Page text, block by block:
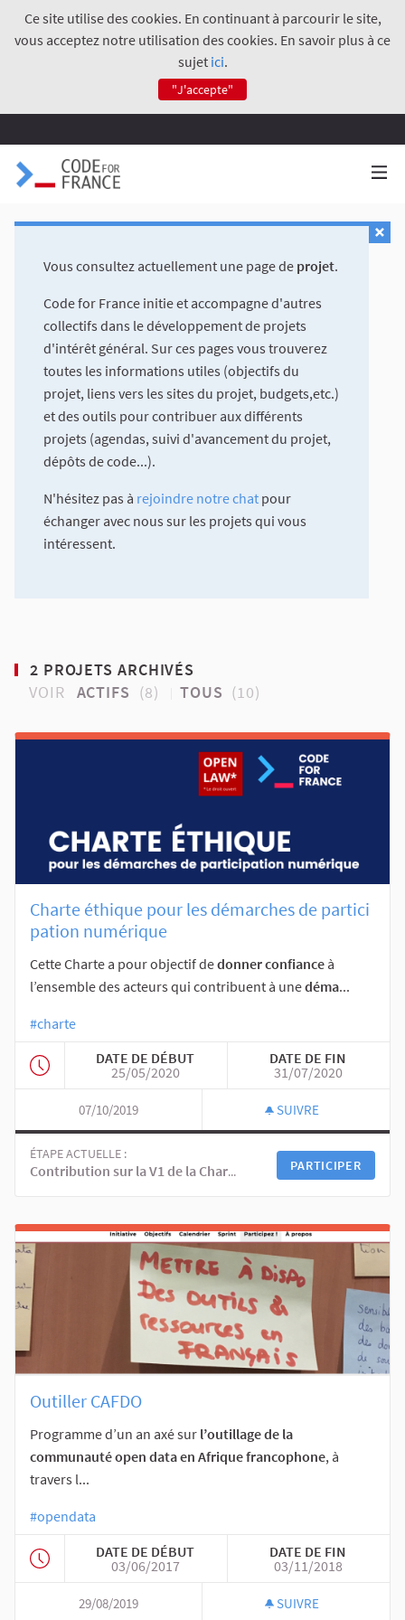
Ce site utilise des cookies. En continuant à parcourir le site,
vous acceptez notre utilisation des cookies. En savoir plus à ce
sujet ici.
"J'accepte"
Vous consultez actuellement une page de projet.
Code for France initie et accompagne d'autres
collectifs dans le développement de projets
d'intérêt général. Sur ces pages vous trouverez
toutes les informations utiles (objectifs du
projet, liens vers les sites du projet, budgets,etc.)
et des outils pour contribuer aux différents
projets (agendas, suivi d'avancement du projet,
dépôts de code...).
N'hésitez pas à rejoindre notre chat pour
échanger avec nous sur les projets qui vous
intéressent.
2 PROJETS ARCHIVÉS
VOIR
ACTIFS (8) TOUS (10)
Charte éthique pour les démarches de partici
pation numérique
Cette Charte a pour objectif dedonner confiance à
l’ensemble des acteurs qui contribuent à unedéma...
#charte
DATE DE DÉBUT
25/05/2020
DATE DE FIN
31/07/2020
07/10/2019 SUIVRE
ÉTAPE ACTUELLE :
Contribution sur la V1 de la Charte
PARTICIPER
Outiller CAFDO
Programme d’un an axé sur l’outillage de la
communauté open data en Afrique francophone, à
travers l...
#opendata
DATE DE DÉBUT
03/06/2017
DATE DE FIN
03/11/2018
29/08/2019 SUIVRE